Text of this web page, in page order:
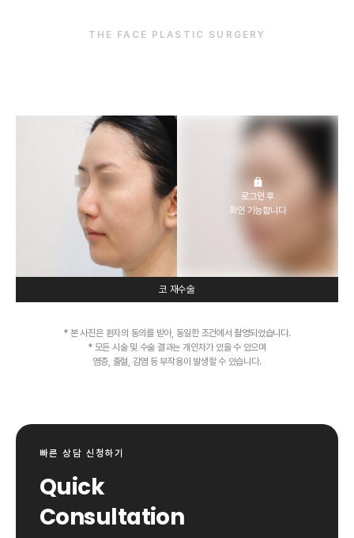
THE FACE PLASTIC SURGERY
로그인 후
확인 가능합니다
코 재수술
* 본 사진은 환자의 동의를 받아, 동일한 조건에서 촬영되었습니다.
* 모든 시술 및 수술 결과는 개인차가 있을 수 있으며
염증, 출혈, 감염 등 부작용이 발생할 수 있습니다.
빠른 상담 신청하기
Quick
Consultation